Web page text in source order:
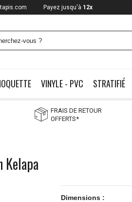
VINYLE - PVC STRATIFIÉ
FRAIS DE RETOUR
OFFERTS*
Dimensions :
Payez jusqu'à